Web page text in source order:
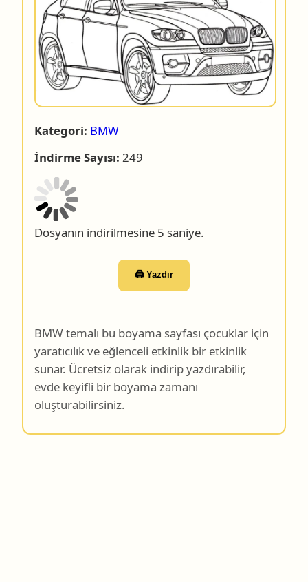
Kategori: BMW
İndirme Sayısı: 249
Dosyanın indirilmesine 4 saniye.
sunar. Ücretsiz olarak indirip yazdırabilir,
evde keyifli bir boyama zamanı
oluşturabilirsiniz.